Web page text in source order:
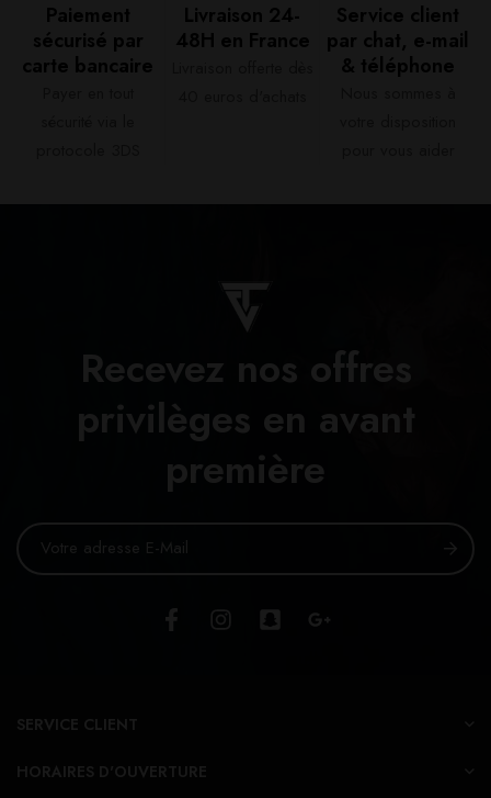
Paiement
sécurisé par
carte bancaire​
Livraison 24-
48H en France​
Service client
par chat, e-mail
& téléphone​
Recevez nos offres
privilèges en avant
première